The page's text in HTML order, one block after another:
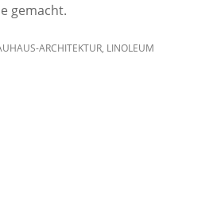
gemacht.
ARCHITEKTUR, LINOLEUM